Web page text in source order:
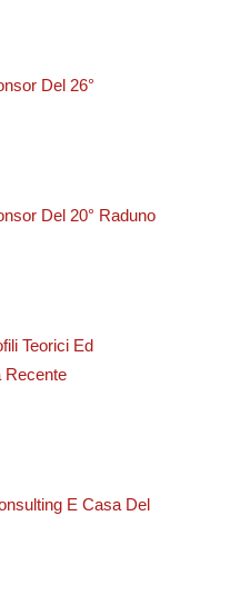
Del 26°
Del 20° Raduno
Teorici Ed
Recente
E Casa Del